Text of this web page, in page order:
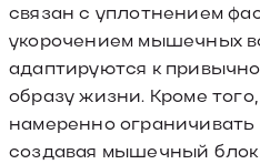
связан с уплотнением
укорочением мышечных
адаптируются к
образу жизни. Кроме
намеренно
создавая мышечный